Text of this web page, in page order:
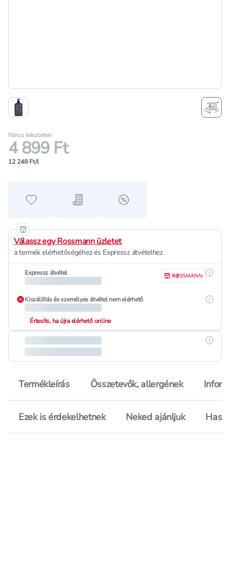
Nincs készleten
4 899 Ft
12 248 Ft/l
Hozzáadás a kedvencekhez
Hozzáadás a bevásárló listához
alert when on sale
Válassz egy Rossmann üzletet
a termék elérhetőségéhez és Expressz átvételhez
Expressz átvétel
Kiszállítás és személyes átvétel nem elérhető
Értesíts, ha újra elérhető online
Termékleírás Összetevők, allergének
Ezek is érdekelhetnek Neked ajánljuk